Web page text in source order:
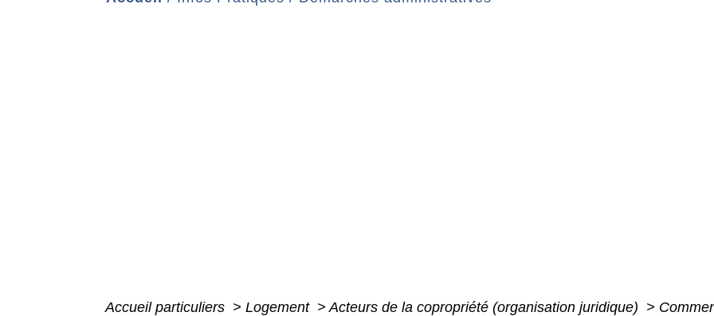
Accueil particuliers > Logement > Acteurs de la copropriété (organisation juridique) >